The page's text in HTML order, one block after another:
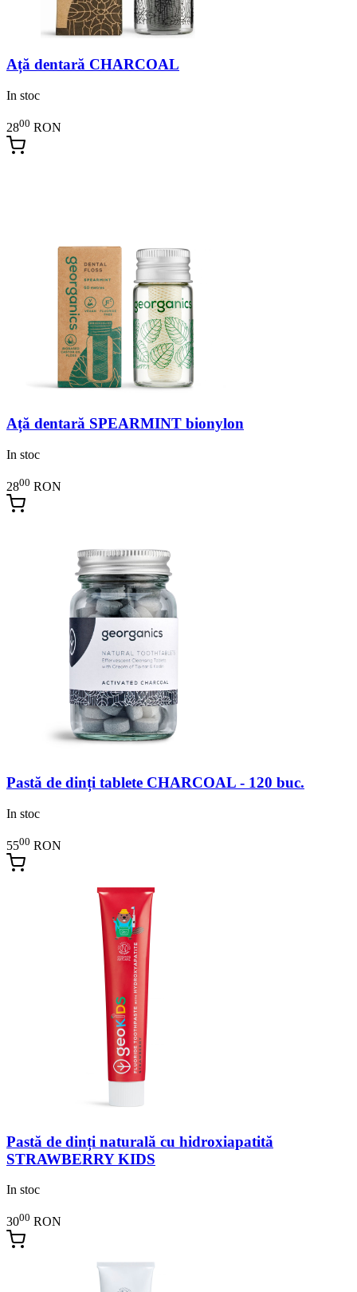
Ață dentară CHARCOAL
In stoc
2800 RON
Ață dentară SPEARMINT bionylon
In stoc
2800 RON
Pastă de dinți tablete CHARCOAL - 120 buc.
In stoc
5500 RON
Pastă de dinți naturală cu hidroxiapatită
STRAWBERRY KIDS
In stoc
3000 RON